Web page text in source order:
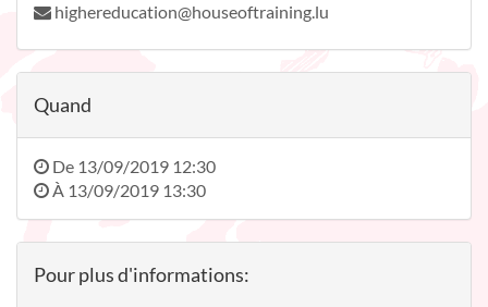
highereducation@houseoftraining.lu
Quand
De 13/09/2019 12:30
À 13/09/2019 13:30
Pour plus d'informations: